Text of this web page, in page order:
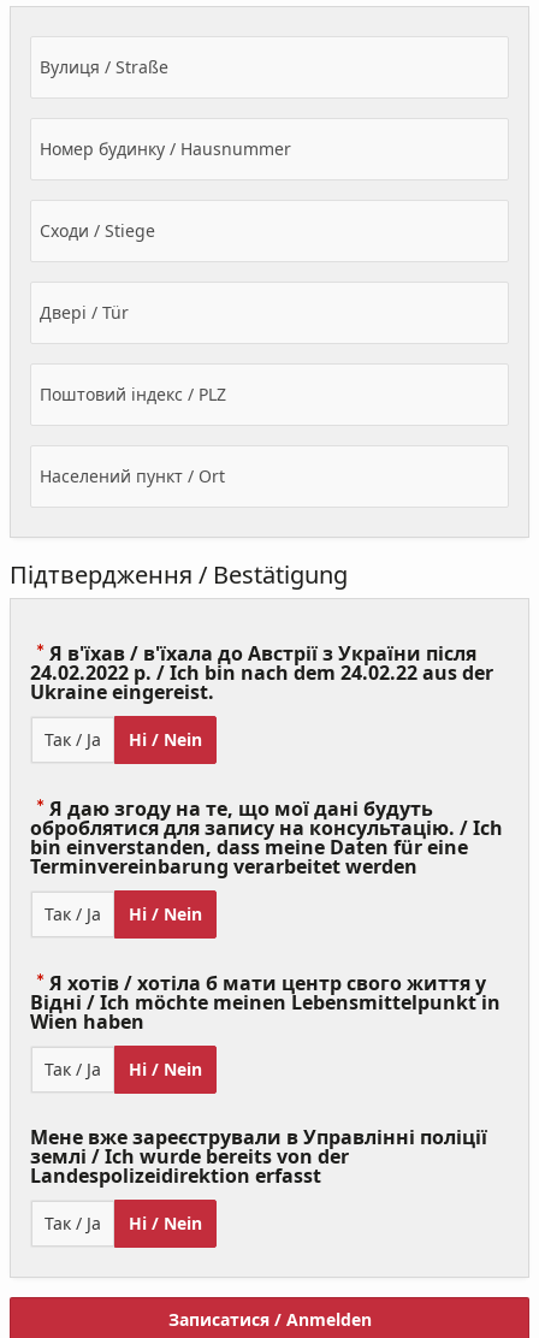
Вулиця / Straße
Номер будинку / Hausnummer
Сходи / Stiege
Двері / Tür
Поштовий індекс / PLZ
Населений пункт / Ort
Підтвердження / Bestätigung
Я в'їхав / в'їхала до Австрії з України після
24.02.2022 р. / Ich bin nach dem 24.02.22 aus der
Ukraine eingereist.
Required)
Так / Ja Ні / Nein
Я даю згоду на те, що мої дані будуть
оброблятися для запису на консультацію. / Ich
bin einverstanden, dass meine Daten für eine
Terminvereinbarung verarbeitet werden
Так / Ja Ні / Nein
Я хотів / хотіла б мати центр свого життя у
Відні / Ich möchte meinen Lebensmittelpunkt in
Wien haben
Required)
Так / Ja Ні / Nein
Мене вже зареєстрували в Управлінні поліції
землі / Ich wurde bereits von der
Landespolizeidirektion erfasst
Так / Ja Ні / Nein
Записатися / Anmelden